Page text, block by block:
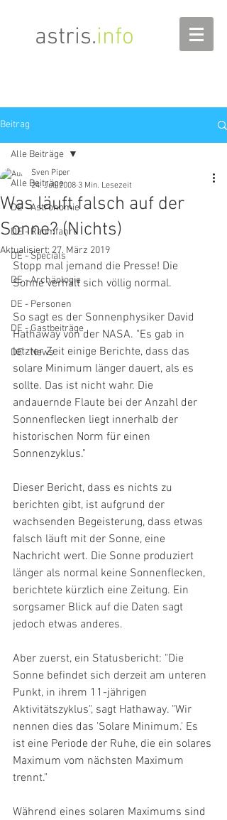
astris.info
Beitrag
Alle Beiträge
DE - Astronomie
DE - Raumfahrt
DE - Specials
DE - Archäologie
DE - Personen
DE - Gastbeiträge
DE - News
Alle Beiträge
Was läuft falsch auf der
Sonne? (Nichts)
Sven Piper
24. Juli 2008 3 Min. Lesezeit
Aktualisiert: 27. März 2019
Stopp mal jemand die Presse! Die
Sonne verhält sich völlig normal.
So sagt es der Sonnenphysiker David
Hathaway von der NASA. "Es gab in
letzter Zeit einige Berichte, dass das
solare Minimum länger dauert, als es
sollte. Das ist nicht wahr. Die
andauernde Flaute bei der Anzahl der
Sonnenflecken liegt innerhalb der
historischen Norm für einen
Sonnenzyklus."
Dieser Bericht, dass es nichts zu
berichten gibt, ist aufgrund der
wachsenden Begeisterung, dass etwas
falsch läuft mit der Sonne, eine
Nachricht wert. Die Sonne produziert
länger als normal keine Sonnenflecken,
berichtete kürzlich eine Zeitung. Ein
sorgsamer Blick auf die Daten sagt
jedoch etwas anderes.
Aber zuerst, ein Statusbericht: "Die
Sonne befindet sich derzeit am unteren
Punkt, in ihrem 11-jährigen
Aktivitätszyklus", sagt Hathaway. "Wir
nennen dies das 'Solare Minimum.' Es
ist eine Periode der Ruhe, die ein solares
Maximum vom nächsten Maximum
trennt."
Während eines solaren Maximums sind